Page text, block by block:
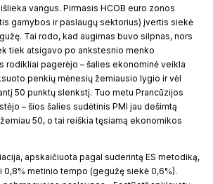
vangus. Pirmasis HCOB euro zonos
gamybos ir paslaugų sektorius) įvertis siekė
Tai rodo, kad augimas buvo silpnas, nors
tiek atsigavo po ankstesnio menko
rodikliai pagerėjo – šalies ekonominė veikla
penkių mėnesių žemiausio lygio ir vėl
50 punktų slenkstį. Tuo metu Prancūzijos
– šios šalies sudėtinis PMI jau dešimtą
50, o tai reiškia tęsiamą ekonomikos
apskaičiuota pagal suderintą ES metodiką,
0,8% metinio tempo (gegužę siekė 0,6%).